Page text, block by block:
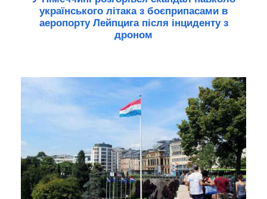
українського літака з боєприпасами в
аеропорту Лейпцига після інциденту з
дроном